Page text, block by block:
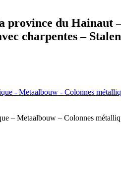
province du Hainaut
charpentes –
– Metaalbouw – Colonnes